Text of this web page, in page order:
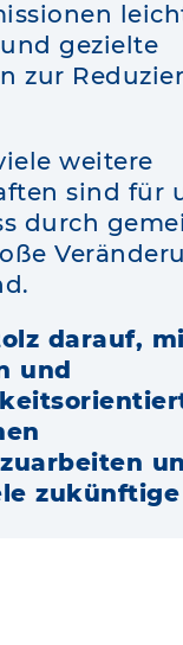
gezielte
zur
weitere
sind für
durch
darauf,
und